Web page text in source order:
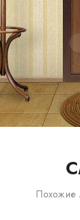
Похожие